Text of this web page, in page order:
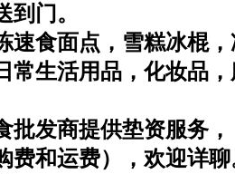
门。
速食面点，雪糕冰棍
常生活用品，化妆品
批发商提供垫资服务
和运费），欢迎详聊